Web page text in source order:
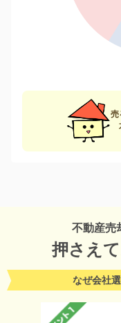
売
不動産売
押さえ
なぜ会社